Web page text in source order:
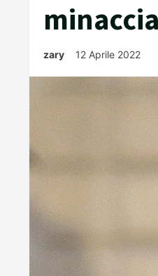
zary 12 Aprile 2022